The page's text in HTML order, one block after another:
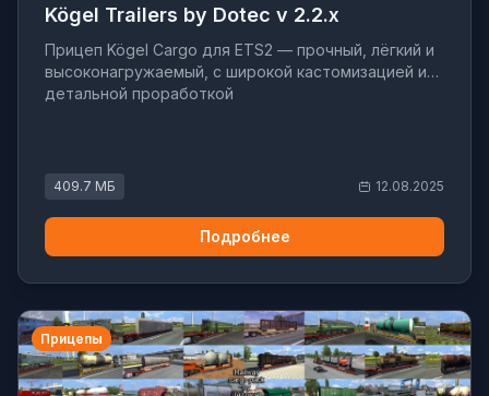
Kögel Trailers by Dotec v 2.2.x
Прицеп Kögel Cargo для ETS2 — прочный, лёгкий и
высоконагружаемый, с широкой кастомизацией и
детальной проработкой
409.7 МБ 12.08.2025
Подробнее
Прицепы